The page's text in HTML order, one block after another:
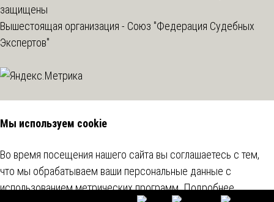
защищены
Вышестоящая организация - Союз "Федерация Судебных
Экспертов"
Мы используем cookie
Во время посещения нашего сайта вы соглашаетесь с тем,
что мы обрабатываем ваши персональные данные с
использованием метрических программ.Подробнее